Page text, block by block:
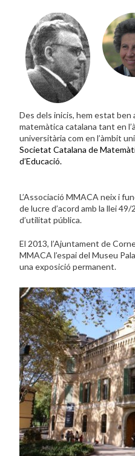
Des dels inicis, hem estat
matemàtica catalana tant en
universitària com en l’àmbit
Societat Catalana de
d’Educació.
L’Associació MMACA neix i
de lucre d’acord amb la llei
d’utilitat pública.
El 2013, l’Ajuntament de
MMACA l’espai del Museu
una exposició permanent.